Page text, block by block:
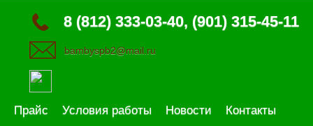
8 (812) 333-03-40, (901) 315-45-11
bambyspb2@mail.ru
Прайс Условия работы Новости Контакты